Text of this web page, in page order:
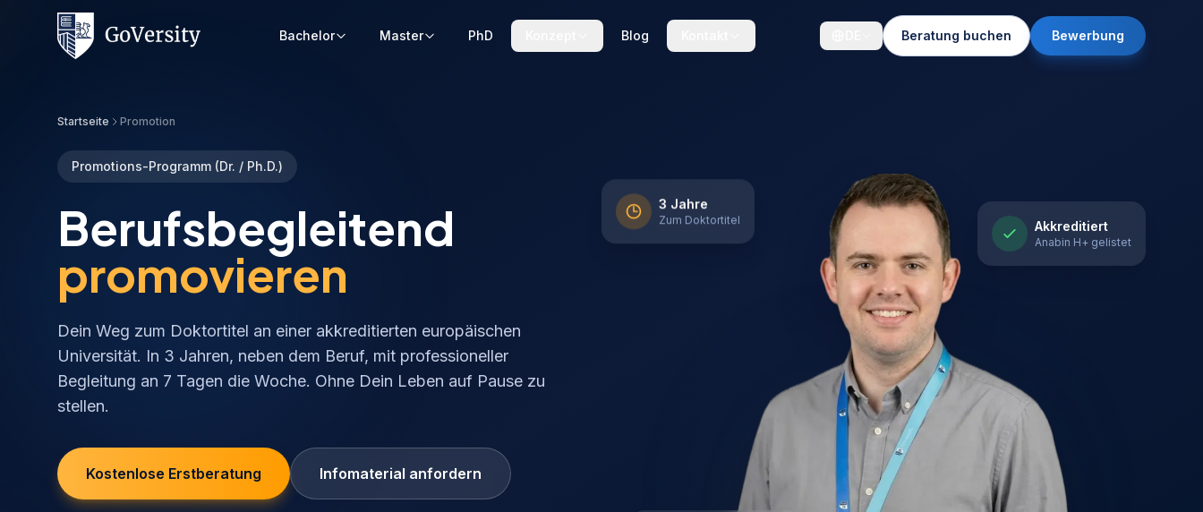
Bachelor Master PhD Blog Beratung buchen Bewerbung
Startseite Promotion
Promotions-Programm (Dr. / Ph.D.)
Berufsbegleitend
promovieren
Dein Weg zum Doktortitel an einer akkreditierten europäischen
Universität. In 3 Jahren, neben dem Beruf, mit professioneller
Begleitung an 7 Tagen die Woche. Ohne Dein Leben auf Pause zu
stellen.
Kostenlose Erstberatung Infomaterial anfordern
3 Jahre
Zum Doktortitel Akkreditiert
Anabin H+ gelistet